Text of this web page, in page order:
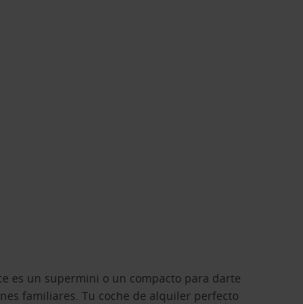
es un supermini o un compacto para darte
familiares. Tu coche de alquiler perfecto